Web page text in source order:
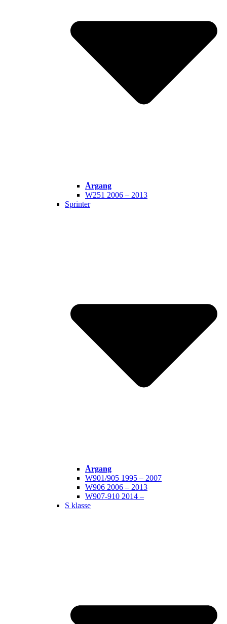
Årgang
W251 2006 – 2013
Sprinter
Årgang
W901/905 1995 – 2007
W906 2006 – 2013
W907-910 2014 –
S klasse